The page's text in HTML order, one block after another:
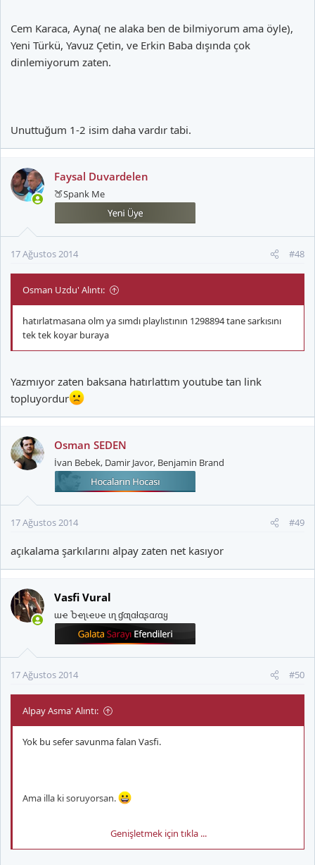
Cem Karaca, Ayna( ne alaka ben de bilmiyorum ama öyle),
Yeni Türkü, Yavuz Çetin, ve Erkin Baba dışında çok
dinlemiyorum zaten.
Unuttuğum 1-2 isim daha vardır tabi.
Faysal Duvardelen
🍑Spank Me
17 Ağustos 2014 #48
Osman Uzdu' Alıntı:
hatırlatmasana olm ya sımdı playlıstının 1298894 tane sarkısını
tek tek koyar buraya
Yazmıyor zaten baksana hatırlattım youtube tan link
topluyordur
Osman SEDEN
İvan Bebek, Damir Javor, Benjamin Brand
17 Ağustos 2014 #49
açıkalama şarkılarını alpay zaten net kasıyor
Vasfi Vural
ɯҽ Ⴆҽʅιҽʋҽ ιɳ ɠαʅαƚαʂαɾαყ
17 Ağustos 2014 #50
Alpay Asma' Alıntı:
Yok bu sefer savunma falan Vasfi.
Ama illa ki soruyorsan.
Genişletmek için tıkla ...